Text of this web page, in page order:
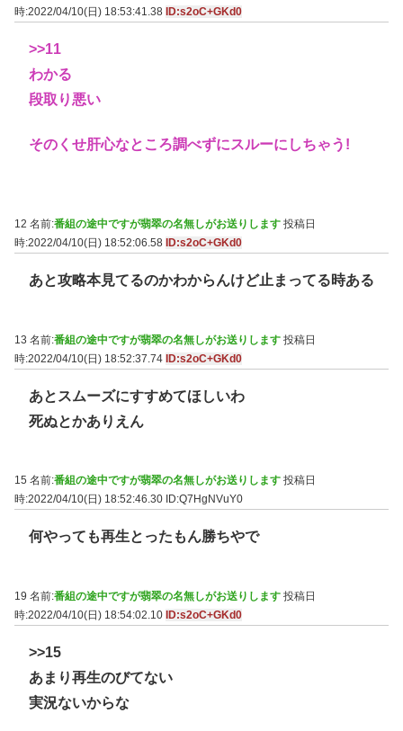
時:2022/04/10(日) 18:53:41.38 ID:s2oC+GKd0
>>11
わかる
段取り悪い
そのくせ肝心なところ調べずにスルーにしちゃう!
12 名前:番組の途中ですが翡翠の名無しがお送りします 投稿日
時:2022/04/10(日) 18:52:06.58 ID:s2oC+GKd0
あと攻略本見てるのかわからんけど止まってる時ある
13 名前:番組の途中ですが翡翠の名無しがお送りします 投稿日
時:2022/04/10(日) 18:52:37.74 ID:s2oC+GKd0
あとスムーズにすすめてほしいわ
死ぬとかありえん
15 名前:番組の途中ですが翡翠の名無しがお送りします 投稿日
時:2022/04/10(日) 18:52:46.30 ID:Q7HgNVuY0
何やっても再生とったもん勝ちやで
19 名前:番組の途中ですが翡翠の名無しがお送りします 投稿日
時:2022/04/10(日) 18:54:02.10 ID:s2oC+GKd0
>>15
あまり再生のびてない
実況ないからな